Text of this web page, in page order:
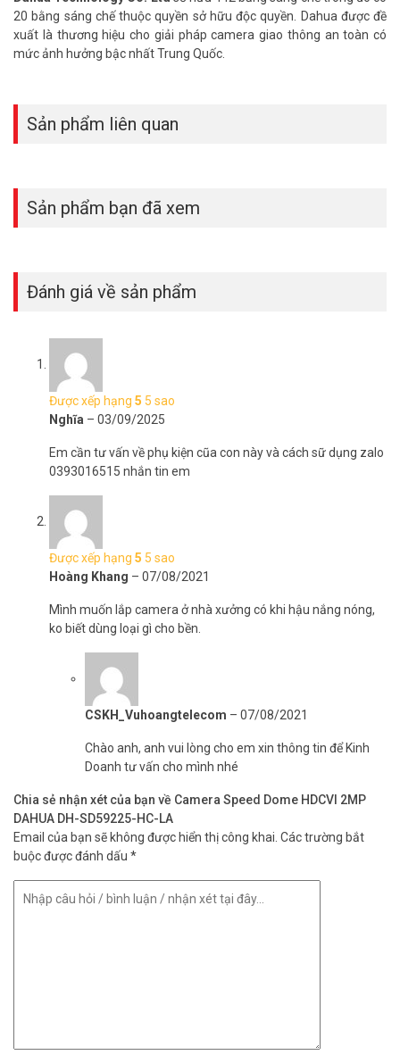
20 bằng sáng chế thuộc quyền sở hữu độc quyền. Dahua được đề
xuất là thương hiệu cho giải pháp camera giao thông an toàn có
mức ảnh hưởng bậc nhất Trung Quốc.
Sản phẩm liên quan
Sản phẩm bạn đã xem
Đánh giá về sản phẩm
Được xếp hạng 5 5 sao
Nghĩa – 03/09/2025
Em cần tư vấn về phụ kiện cũa con này và cách sữ dụng zalo
0393016515 nhắn tin em
Được xếp hạng 5 5 sao
Hoàng Khang – 07/08/2021
Mình muốn lắp camera ở nhà xưởng có khi hậu nắng nóng,
ko biết dùng loại gì cho bền.
CSKH_Vuhoangtelecom – 07/08/2021
Chào anh, anh vui lòng cho em xin thông tin để Kinh
Doanh tư vấn cho mình nhé
Chia sẻ nhận xét của bạn về Camera Speed Dome HDCVI 2MP
DAHUA DH-SD59225-HC-LA
Email của bạn sẽ không được hiển thị công khai. Các trường bắt
buộc được đánh dấu *